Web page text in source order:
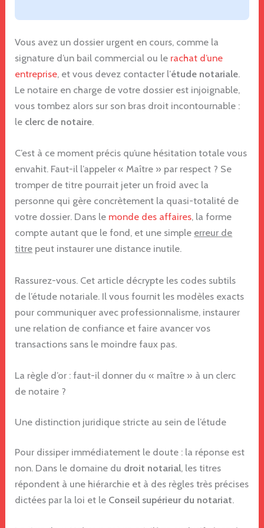
Vous avez un dossier urgent en cours, comme la
signature d’un bail commercial ou le rachat d’une
entreprise, et vous devez contacter l’étude notariale.
Le notaire en charge de votre dossier est injoignable,
vous tombez alors sur son bras droit incontournable :
le clerc de notaire.
C’est à ce moment précis qu’une hésitation totale vous
envahit. Faut-il l’appeler « Maître » par respect ? Se
tromper de titre pourrait jeter un froid avec la
personne qui gère concrètement la quasi-totalité de
votre dossier. Dans le monde des affaires, la forme
compte autant que le fond, et une simple erreur de
titre peut instaurer une distance inutile.
Rassurez-vous. Cet article décrypte les codes subtils
de l’étude notariale. Il vous fournit les modèles exacts
pour communiquer avec professionnalisme, instaurer
une relation de confiance et faire avancer vos
transactions sans le moindre faux pas.
La règle d’or : faut-il donner du « maître » à un clerc
de notaire ?
Une distinction juridique stricte au sein de l’étude
Pour dissiper immédiatement le doute : la réponse est
non. Dans le domaine du droit notarial, les titres
répondent à une hiérarchie et à des règles très précises
dictées par la loi et le Conseil supérieur du notariat.